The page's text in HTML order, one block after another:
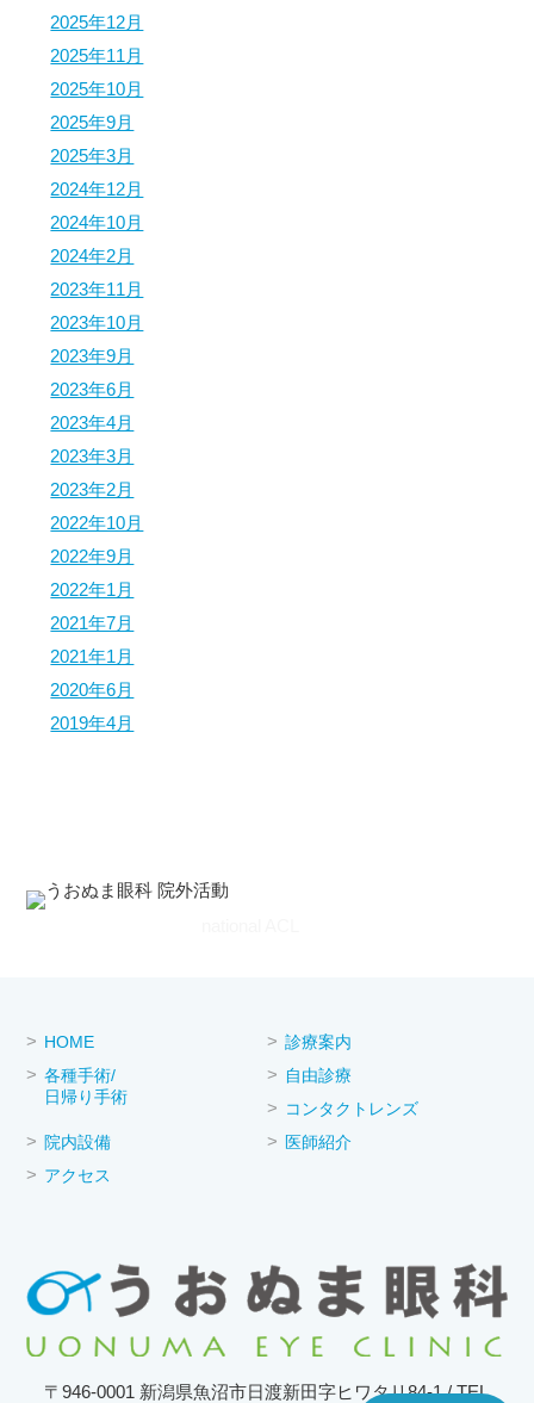
2025年12月
2025年11月
2025年10月
2025年9月
2025年3月
2024年12月
2024年10月
2024年2月
2023年11月
2023年10月
2023年9月
2023年6月
2023年4月
2023年3月
2023年2月
2022年10月
2022年9月
2022年1月
2021年7月
2021年1月
2020年6月
2019年4月
HOME
診療案内
各種手術/
日帰り手術
自由診療
コンタクトレンズ
院内設備
医師紹介
アクセス
〒946-0001 新潟県魚沼市日渡新田字ヒワタリ84-1 / TEL